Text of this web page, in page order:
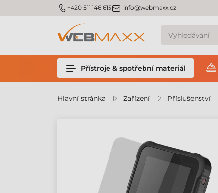
m_phone +420 511 146 615m_email info@webmaxx.cz
Přístroje & spotřební materiál
Hlavní stránka Zařízení Příslušenství